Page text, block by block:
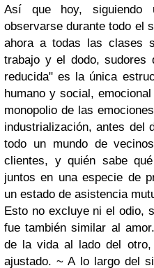
Así que hoy, siguiendo
observarse durante todo el
ahora a todas las clases
trabajo y el dodo, sudores
reducida" es la única
humano y social,
monopolio de las
industrialización, antes del
todo un mundo de
clientes, y quién sabe
juntos en una especie de
un estado de asistencia
Esto no excluye ni el odio,
fue también similar al
de la vida al lado del
ajustado. ~ A lo largo del